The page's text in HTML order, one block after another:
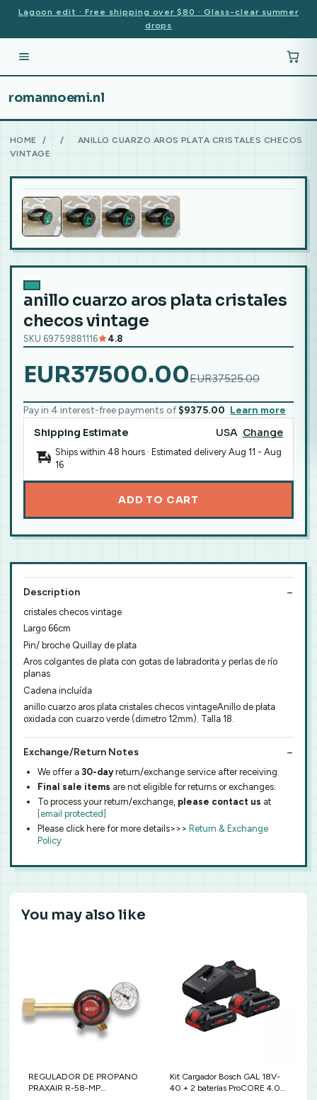
Lagoon edit · Free shipping over $80 · Glass-clear summer
drops
romannoemi.nl
HOME / /
ANILLO CUARZO AROS PLATA CRISTALES CHECOS
VINTAGE
anillo cuarzo aros plata cristales
checos vintage
SKU 69759881116 4.8
EUR37500.00EUR37525.00
Pay in 4 interest-free payments of $9375.00 Learn more
Shipping Estimate USA Change
Ships within 48 hours · Estimated delivery Aug 11 - Aug
16
ADD TO CART
Description
cristales checos vintage
Largo 66cm
Pin/ broche Quillay de plata
Aros colgantes de plata con gotas de labradorita y perlas de río
planas
Cadena incluída
anillo cuarzo aros plata cristales checos vintageAnillo de plata
oxidada con cuarzo verde (dimetro 12mm). Talla 18.
Exchange/Return Notes
We offer a 30-dayreturn/exchange service after receiving.
Final sale items are not eligible for returns or exchanges.
To process your return/exchange, please contact us at
[email protected]
Please click here for more details>>> Return & Exchange
Policy
You may also like
REGULADOR DE PROPANO
PRAXAIR R-58-MP
Kit Cargador Bosch GAL 18V-
40 + 2 baterías ProCORE 4.0